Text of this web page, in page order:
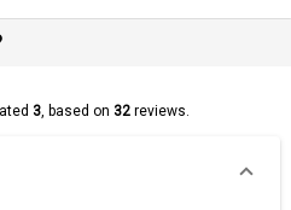
3, based on 32reviews.